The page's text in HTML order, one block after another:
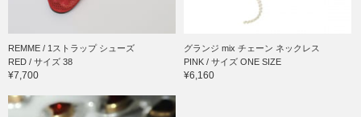
REMME / 1ストラップ シューズ
RED / サイズ 38
¥7,700
グランジ mix チェーン ネックレス
PINK / サイズ ONE SIZE
¥6,160